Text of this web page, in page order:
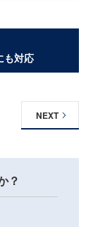
も対応
NEXT
？